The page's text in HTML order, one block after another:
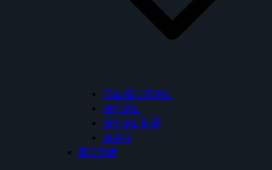
古典/獨立式浴缸
按摩浴缸
按摩浴缸龍頭
淋浴柱
面盆設備